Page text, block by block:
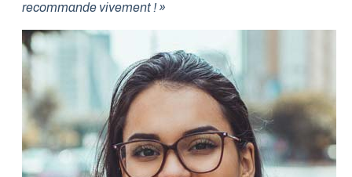
recommande vivement ! »